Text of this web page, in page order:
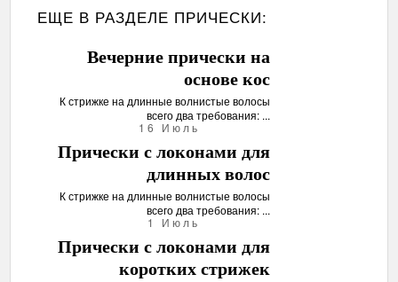
ЕЩЕ В РАЗДЕЛЕ ПРИЧЕСКИ:
Вечерние прически на
основе кос
К стрижке на длинные волнистые волосы
всего два требования: ...
16 Июль
Прически с локонами для
длинных волос
К стрижке на длинные волнистые волосы
всего два требования: ...
1 Июль
Прически с локонами для
коротких стрижек